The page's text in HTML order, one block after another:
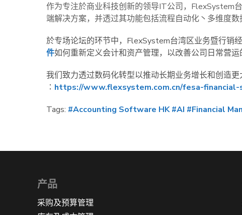
作为专注於商业科技创新的领导IT公司，FlexSystem
端解决方案，并透过其功能包括流程自动化丶多维度
於专场论坛的环节中，FlexSystem台湾区业务暨行销
件如何重新定义会计和资产管理，以改善公司日常营运
我们致力透过数码化转型以推动长期业务增长和创造
∶ https://www.flexsystem.com.cn/fesa-financial-
Tags: #Accounting Software HK #AI #Financial
产品
采购及预算管理